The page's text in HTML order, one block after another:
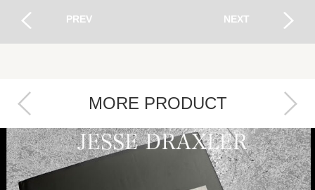
PREV NEXT
MORE PRODUCT
Next